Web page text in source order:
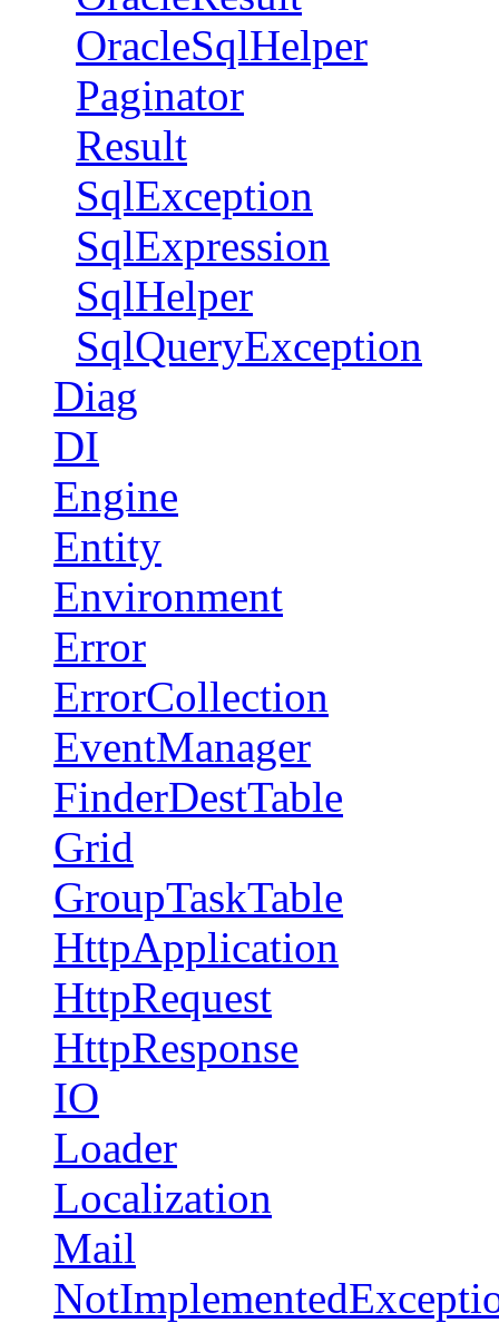
OracleSqlHelper
Paginator
Result
SqlException
SqlExpression
SqlHelper
SqlQueryException
Diag
DI
Engine
Entity
Environment
Error
ErrorCollection
EventManager
FinderDestTable
Grid
GroupTaskTable
HttpApplication
HttpRequest
HttpResponse
IO
Loader
Localization
Mail